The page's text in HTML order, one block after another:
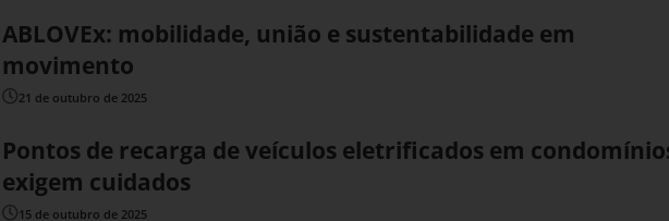
ABLOVEx: mobilidade, união e sustentabilidade em
movimento
21 de outubro de 2025
Pontos de recarga de veículos eletrificados em
exigem cuidados
15 de outubro de 2025